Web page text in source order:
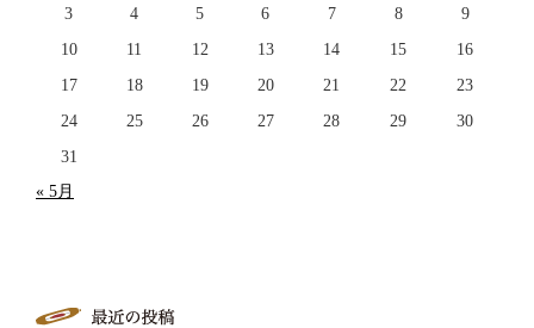
3
4 5 6 7 8
9
10
11 12 13 14 15
16
17
18 19 20 21 22
23
24
25 26 27 28 29
30
31
« 5月